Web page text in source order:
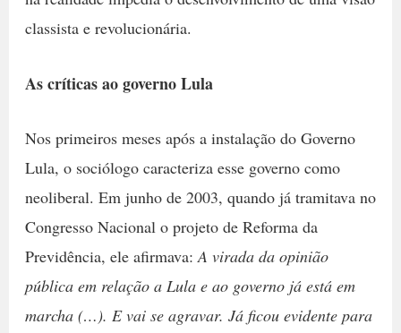
classista e revolucionária.
As críticas ao governo Lula
Nos primeiros meses após a instalação do Governo
Lula, o sociólogo caracteriza esse governo como
neoliberal. Em junho de 2003, quando já tramitava no
Congresso Nacional o projeto de Reforma da
Previdência, ele afirmava:A virada da opinião
pública em relação a Lula e ao governo já está em
marcha (…). E vai se agravar. Já ficou evidente para